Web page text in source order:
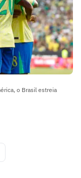
o Brasil estreia